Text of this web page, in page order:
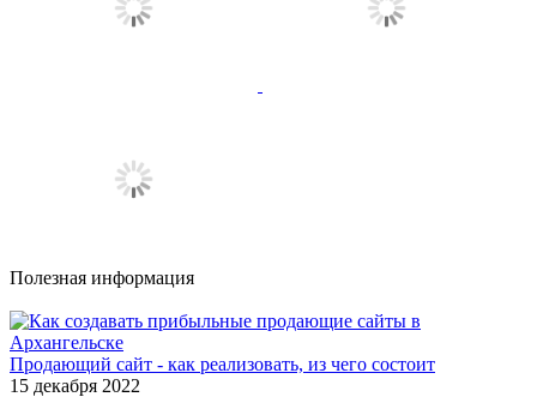
Полезная информация
Продающий сайт - как реализовать, из чего состоит
15 декабря 2022